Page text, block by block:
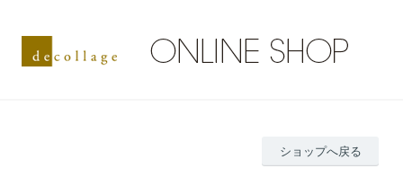
ショップへ戻る